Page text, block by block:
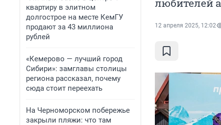
квартиру в элитном
долгострое на месте КемГУ
продают за 43 миллиона
рублей
«Кемерово — лучший город
Сибири»: замглавы столицы
региона рассказал, почему
сюда стоит переехать
На Черноморском побережье
закрыли пляжи: что там
любителей
12 апреля 2025, 12:02